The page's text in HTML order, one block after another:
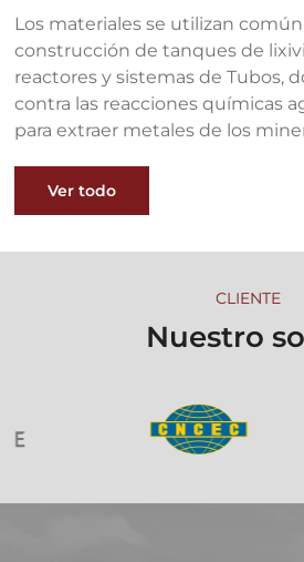
Los materiales se utilizan
construcción de tanques de
reactores y sistemas de Tubos,
contra las reacciones químicas
para extraer metales de los
Ver todo
CLIENTE
Nuestro